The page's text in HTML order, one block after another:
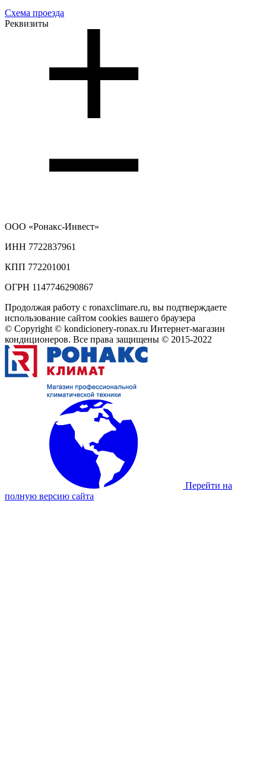
Схема проезда
Реквизиты
ООО «Ронакс-Инвест»
ИНН 7722837961
КПП 772201001
ОГРН 1147746290867
Продолжая работу с ronaxclimare.ru, вы подтверждаете
использование сайтом cookies вашего браузера
© Copyright © kondicionery-ronax.ru Интернет-магазин
кондиционеров. Все права защищены © 2015-2022
Перейти на
полную версию сайта